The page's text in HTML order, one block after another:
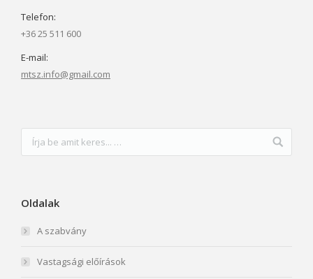
Telefon:
+36 25 511 600
E-mail:
mtsz.info@gmail.com
Oldalak
A szabvány
Vastagsági előírások